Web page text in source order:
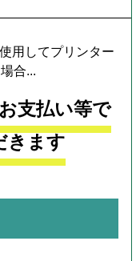
用してプリンター
合...
支払い等で
きます